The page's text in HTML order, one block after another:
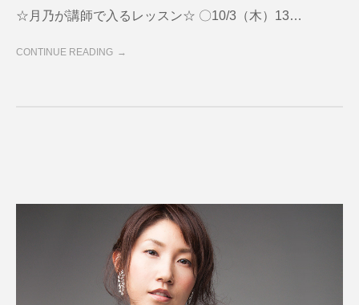
☆月乃が講師で入るレッスン☆ 〇10/3（木）13…
CONTINUE READING